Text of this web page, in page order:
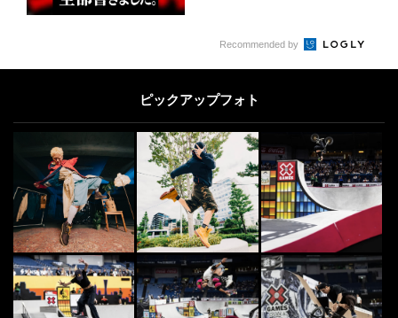
Recommended by
ピックアップフォト